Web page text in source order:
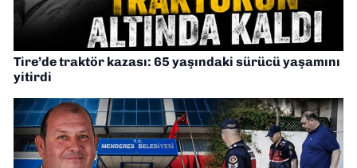
Tire’de traktör kazası: 65 yaşındaki sürücü yaşamını
yitirdi